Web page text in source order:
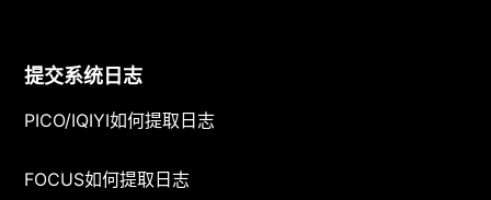
提交系统日志
PICO/IQIYI如何提取日志
FOCUS如何提取日志